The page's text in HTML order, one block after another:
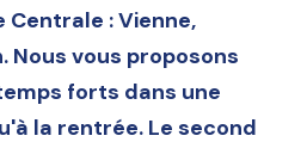
: Vienne,
Nous vous proposons
forts dans une
la rentrée. Le second